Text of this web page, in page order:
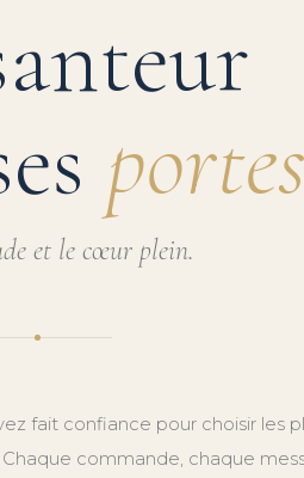
et le cœur plein.
fait confiance pour choisir les
commande, chaque